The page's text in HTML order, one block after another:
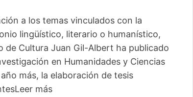
a los temas vinculados con la
lingüístico, literario o humanístico,
Cultura Juan Gil-Albert ha publicado
en Humanidades y Ciencias
más, la elaboración de tesis
Leer más